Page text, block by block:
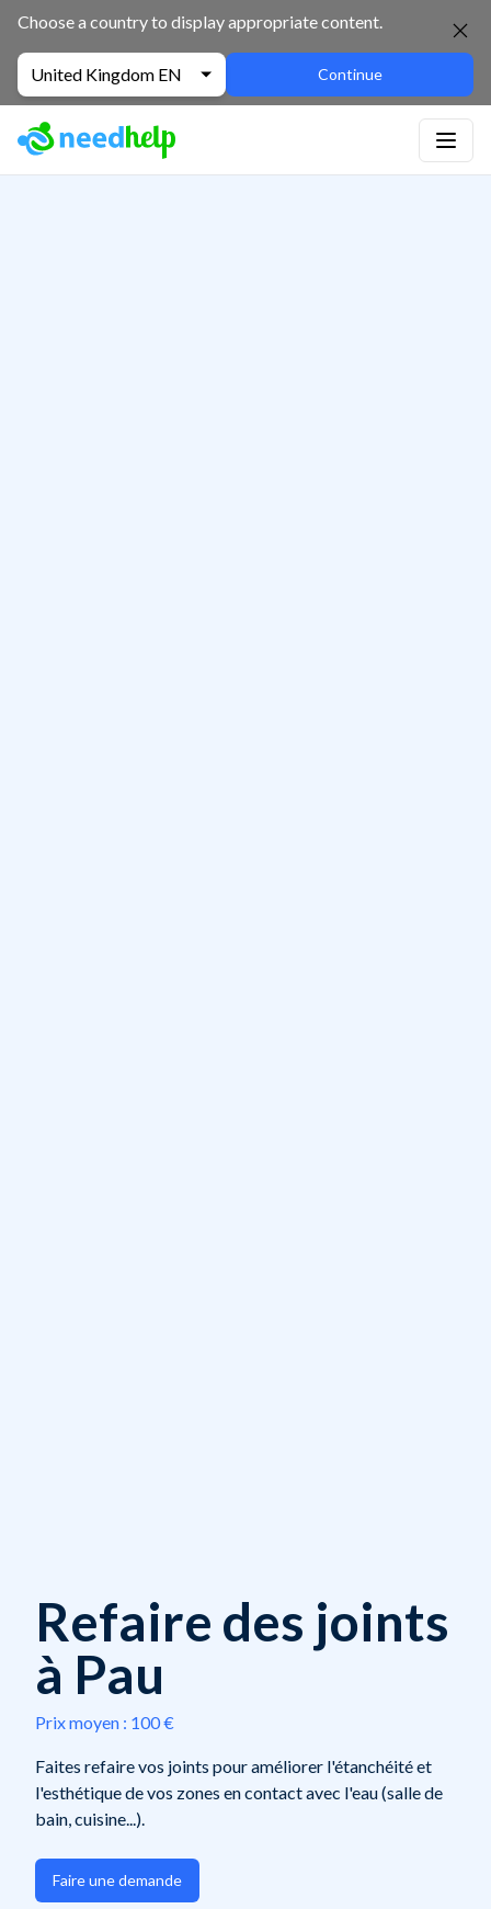
Choose a country to display appropriate content.
United Kingdom EN Continue
Refaire des joints
à Pau
Prix moyen : 100 €
Faites refaire vos joints pour améliorer l'étanchéité et
l'esthétique de vos zones en contact avec l'eau (salle de
bain, cuisine...).
Faire une demande